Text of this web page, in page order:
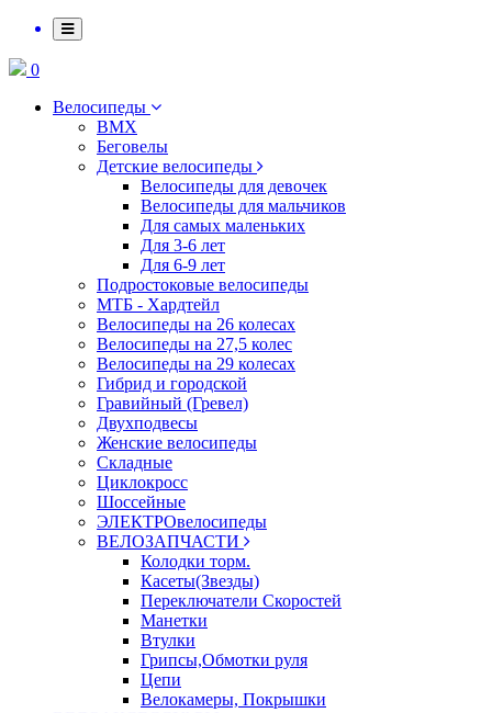
0
Велосипеды
BMX
Беговелы
Детские велосипеды
Велосипеды для девочек
Велосипеды для мальчиков
Для самых маленьких
Для 3-6 лет
Для 6-9 лет
Подростоковые велосипеды
МТБ - Хардтейл
Велосипеды на 26 колесах
Велосипеды на 27,5 колес
Велосипеды на 29 колесах
Гибрид и городской
Гравийный (Гревел)
Двухподвесы
Женские велосипеды
Складные
Циклокросс
Шоссейные
ЭЛЕКТРОвелосипеды
ВЕЛОЗАПЧАСТИ
Колодки торм.
Касеты(Звезды)
Переключатели Скоростей
Манетки
Втулки
Грипсы,Обмотки руля
Цепи
Велокамеры, Покрышки